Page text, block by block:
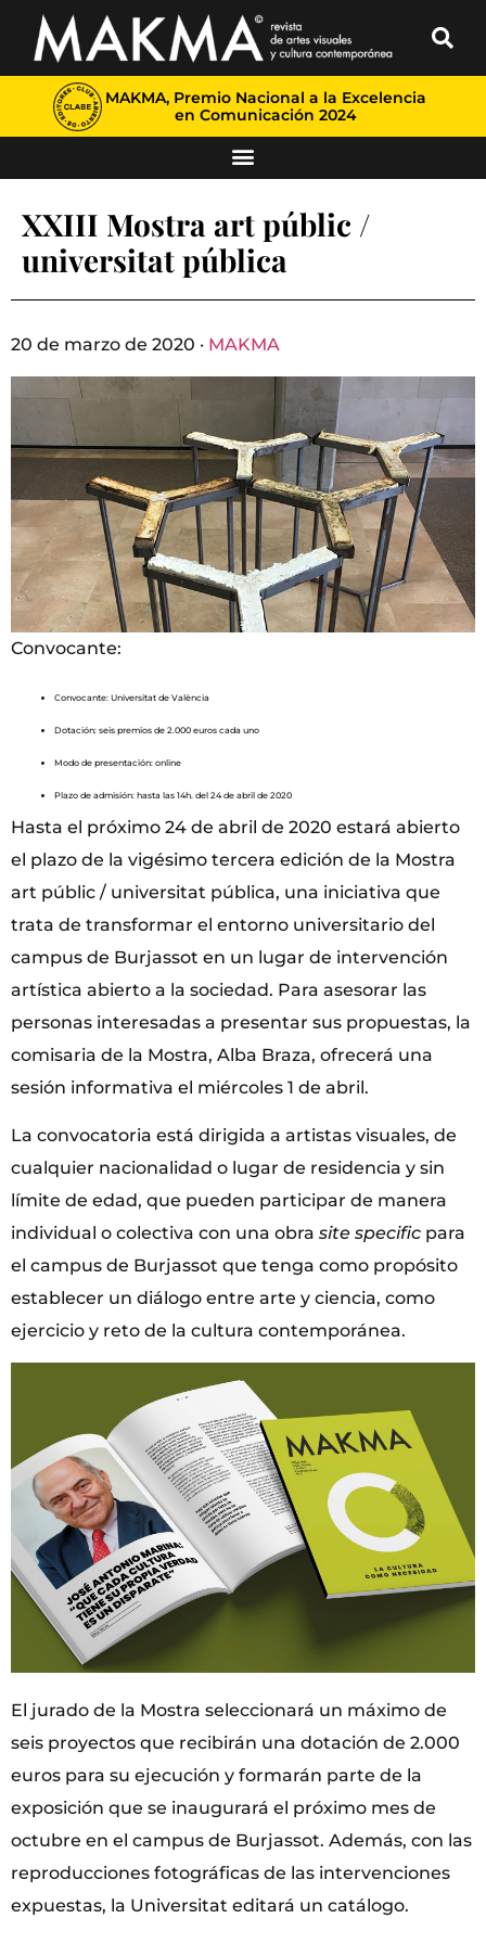
MAKMA, Premio Nacional a la Excelencia
en Comunicación 2024
XXIII Mostra art públic /
universitat pública
20 de marzo de 2020 · MAKMA
Convocante:
Convocante: Universitat de València
Dotación: seis premios de 2.000 euros cada uno
Modo de presentación: online
Plazo de admisión: hasta las 14h. del 24 de abril de 2020
Hasta el próximo 24 de abril de 2020 estará abierto
el plazo de la vigésimo tercera edición de la Mostra
art públic / universitat pública, una iniciativa que
trata de transformar el entorno universitario del
campus de Burjassot en un lugar de intervención
artística abierto a la sociedad. Para asesorar las
personas interesadas a presentar sus propuestas, la
comisaria de la Mostra, Alba Braza, ofrecerá una
sesión informativa el miércoles 1 de abril.
La convocatoria está dirigida a artistas visuales, de
cualquier nacionalidad o lugar de residencia y sin
límite de edad, que pueden participar de manera
individual o colectiva con una obra site specific para
el campus de Burjassot que tenga como propósito
establecer un diálogo entre arte y ciencia, como
ejercicio y reto de la cultura contemporánea.
El jurado de la Mostra seleccionará un máximo de
seis proyectos que recibirán una dotación de 2.000
euros para su ejecución y formarán parte de la
exposición que se inaugurará el próximo mes de
octubre en el campus de Burjassot. Además, con las
reproducciones fotográficas de las intervenciones
expuestas, la Universitat editará un catálogo.